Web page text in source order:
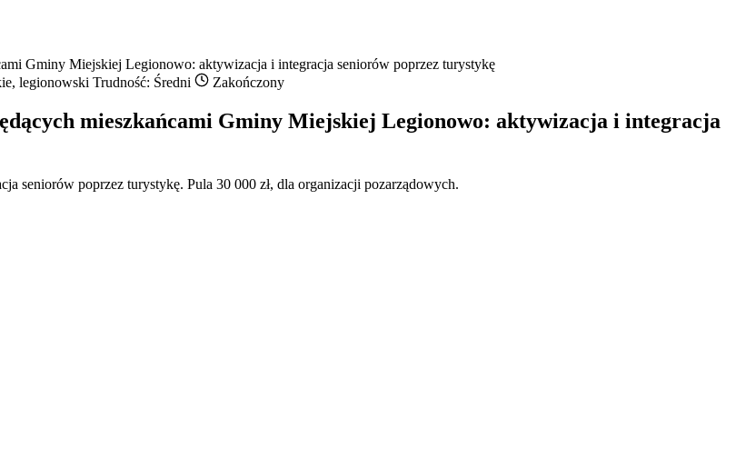
Gminy Miejskiej Legionowo: aktywizacja i integracja seniorów poprzez turystykę
legionowski Trudność: Średni Zakończony
mieszkańcami Gminy Miejskiej Legionowo: aktywizacja i integracja
seniorów poprzez turystykę. Pula 30 000 zł, dla organizacji pozarządowych.